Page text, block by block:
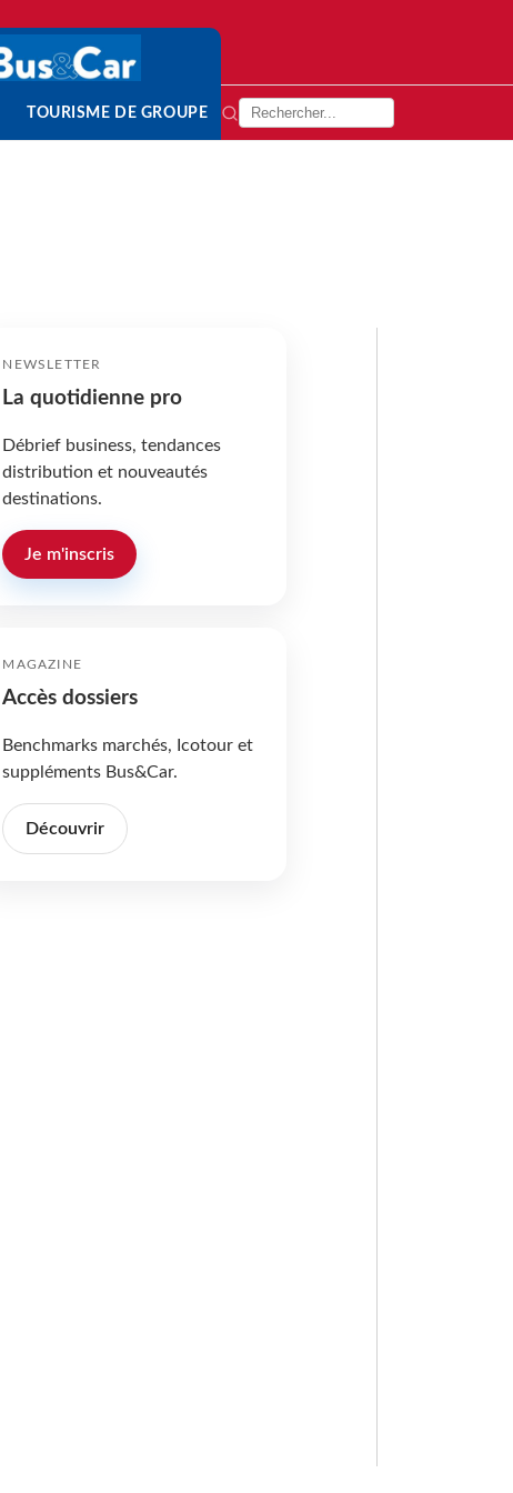
TOURISME DE GROUPE
NEWSLETTER
La quotidienne pro
Débrief business, tendances
distribution et nouveautés
destinations.
Je m'inscris
MAGAZINE
Accès dossiers
Benchmarks marchés, Icotour et
suppléments Bus&Car.
Découvrir